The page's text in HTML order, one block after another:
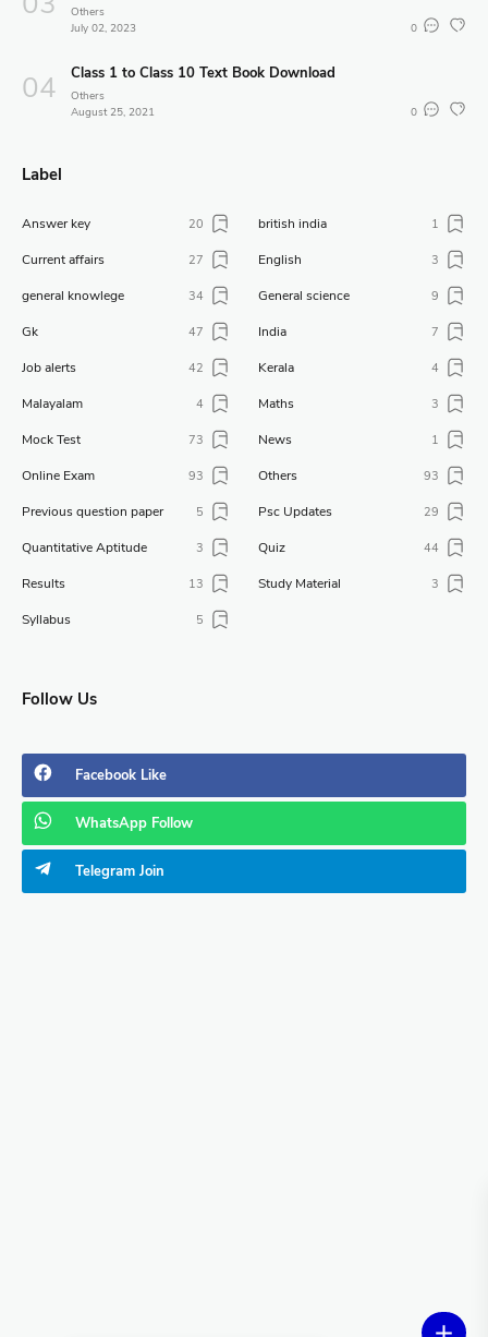
Others
July 02, 2023
0
Class 1 to Class 10 Text Book Download
Others
August 25, 2021
0
Label
Answer key 20 british india 1
Current affairs 27 English 3
general knowlege 34 General science 9
Gk 47 India 7
Job alerts 42 Kerala 4
Malayalam 4 Maths 3
Mock Test 73 News 1
Online Exam 93 Others 93
Previous question paper 5 Psc Updates 29
Quantitative Aptitude 3 Quiz 44
Results 13 Study Material 3
Syllabus 5
Follow Us
Facebook Like
WhatsApp Follow
Telegram Join